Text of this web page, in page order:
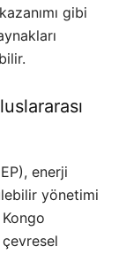
gibi
enerji
yönetimi